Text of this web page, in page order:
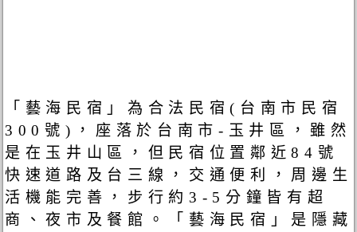
「藝海民宿」為合法民宿(台南市民宿
300號)，座落於台南市-玉井區，雖然
是在玉井山區，但民宿位置鄰近84號
快速道路及台三線，交通便利，周邊生
活機能完善，步行約3-5分鐘皆有超
商、夜市及餐館。「藝海民宿」是隱藏